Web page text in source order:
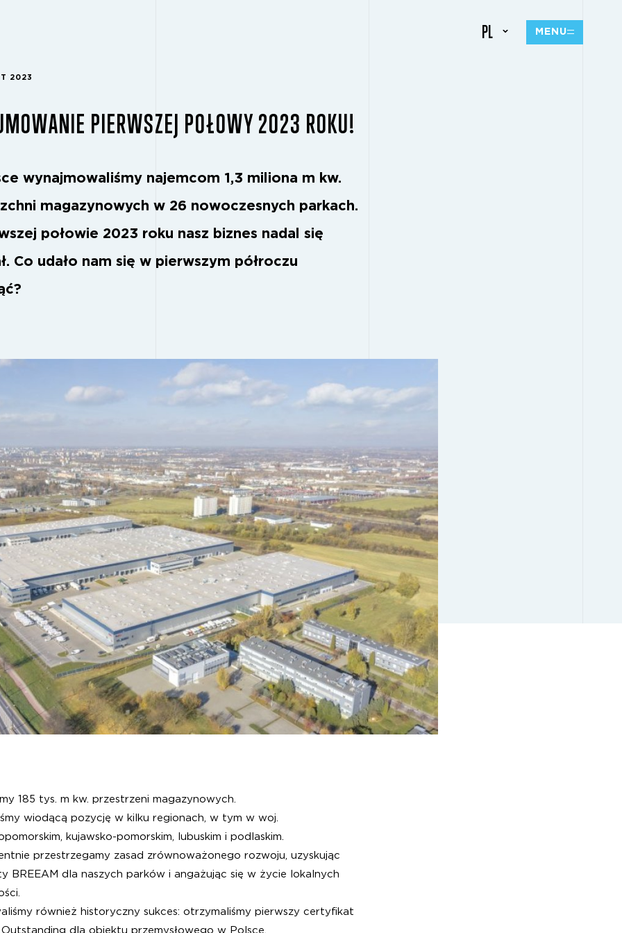
PL MENU
2023
PIERWSZEJ POŁOWY 2023 ROKU!
wynajmowaliśmy najemcom 1,3 miliona m kw.
magazynowych w 26 nowoczesnych parkach.
połowie 2023 roku nasz biznes nadal się
Co udało nam się w pierwszym półroczu
185 tys. m kw. przestrzeni magazynowych.
wiodącą pozycję w kilku regionach, w tym w woj.
kujawsko-pomorskim, lubuskim i podlaskim.
przestrzegamy zasad zrównoważonego rozwoju, uzyskując
BREEAM dla naszych parków i angażując się w życie lokalnych
również historyczny sukces: otrzymaliśmy pierwszy certyfikat
Outstanding dla obiektu przemysłowego w Polsce.